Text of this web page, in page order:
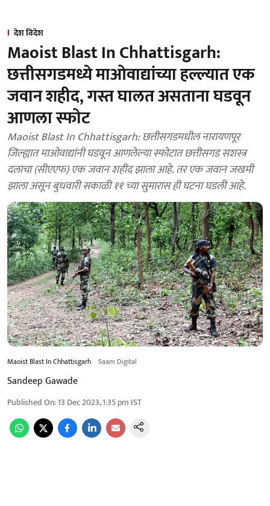
देश विदेश
Maoist Blast In Chhattisgarh:
छत्तीसगडमध्ये माओवाद्यांच्या हल्ल्यात एक
जवान शहीद, गस्त घालत असताना घडवून
आणला स्फोट
Maoist Blast In Chhattisgarh: छत्तीसगडमधील नारायणपूर
जिल्ह्यात माओवाद्यांनी घडवून आणलेल्या स्फोटात छत्तीसगड सशस्त्र
दलाचा (सीएएफ) एक जवान शहीद झाला आहे. तर एक जवान जखमी
झाला असून बुधवारी सकाळी ११ च्या सुमारास ही घटना घडली आहे.
Maoist Blast In Chhattisgarh Saam Digital
Sandeep Gawade
Published On:13 Dec 2023, 1:35 pm IST